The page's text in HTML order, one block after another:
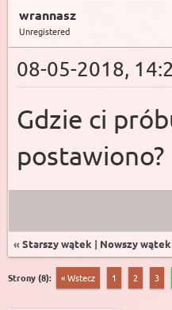
wrannasz
Unregistered
08-05-2018,
Gdzie ci
postawiono?
« Starszy wątek | Nowszy wątek
Strony (8): « Wstecz 1 2 3